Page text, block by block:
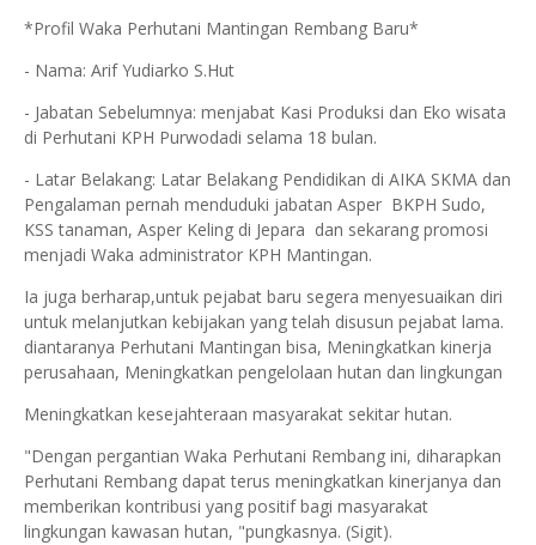
*Profil Waka Perhutani Mantingan Rembang Baru*
- Nama: Arif Yudiarko S.Hut
- Jabatan Sebelumnya: menjabat Kasi Produksi dan Eko wisata
di Perhutani KPH Purwodadi selama 18 bulan.
- Latar Belakang: Latar Belakang Pendidikan di AIKA SKMA dan
Pengalaman pernah menduduki jabatan Asper BKPH Sudo,
KSS tanaman, Asper Keling di Jepara dan sekarang promosi
menjadi Waka administrator KPH Mantingan.
Ia juga berharap,untuk pejabat baru segera menyesuaikan diri
untuk melanjutkan kebijakan yang telah disusun pejabat lama.
diantaranya Perhutani Mantingan bisa, Meningkatkan kinerja
perusahaan, Meningkatkan pengelolaan hutan dan lingkungan
Meningkatkan kesejahteraan masyarakat sekitar hutan.
"Dengan pergantian Waka Perhutani Rembang ini, diharapkan
Perhutani Rembang dapat terus meningkatkan kinerjanya dan
memberikan kontribusi yang positif bagi masyarakat
lingkungan kawasan hutan, "pungkasnya. (Sigit).